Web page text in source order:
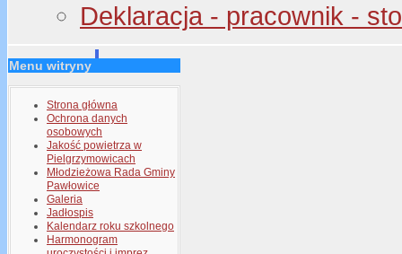
Deklaracja - pracownik -
Menu witryny
Strona główna
Ochrona danych
osobowych
Jakość powietrza w
Pielgrzymowicach
Młodzieżowa Rada Gminy
Pawłowice
Galeria
Jadłospis
Kalendarz roku szkolnego
Harmonogram